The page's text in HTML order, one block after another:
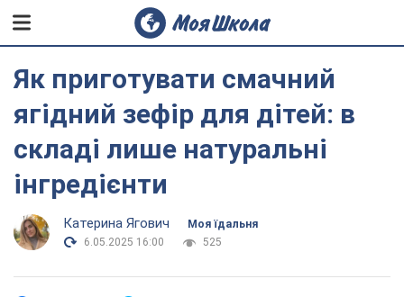
Як приготувати смачний
ягідний зефір для дітей: в
складі лише натуральні
інгредієнти
Катерина Ягович
Моя їдальня
6.05.2025 16:00
525